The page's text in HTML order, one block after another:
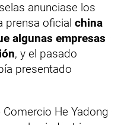
anunciase los
prensa oficial china
algunas empresas
, y el pasado
presentado
He Yadong